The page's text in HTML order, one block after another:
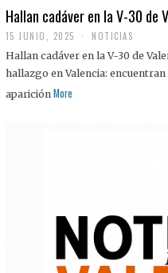
Hallan cadáver en la V-30 de
15 JUNIO, 2025 NOTICIAS
Hallan cadáver en la V-30 de
hallazgo en Valencia:
aparición More